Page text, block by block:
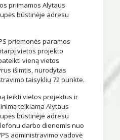
priimamos Alytaus
būstinėje adresu
priemonės paramos
vietos projekto
vieną vietos
išimtis, nurodytas
taisyklių 72 punkte.
teikti vietos projektus ir
teikiama Alytaus
būstinėje adresu
darbo dienomis nuo
administravimo vadovė